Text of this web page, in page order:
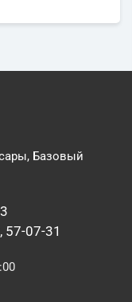
Базовый
57-07-31